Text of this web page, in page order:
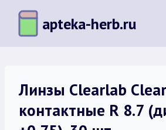
Перейти
содержимому
apteka-herb.ru
Линзы Clearlab
контактные R 8.7